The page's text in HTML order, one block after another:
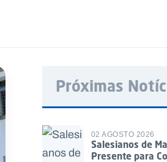
Próximas
02 AGOSTO 2026
Salesianos de
Presente para